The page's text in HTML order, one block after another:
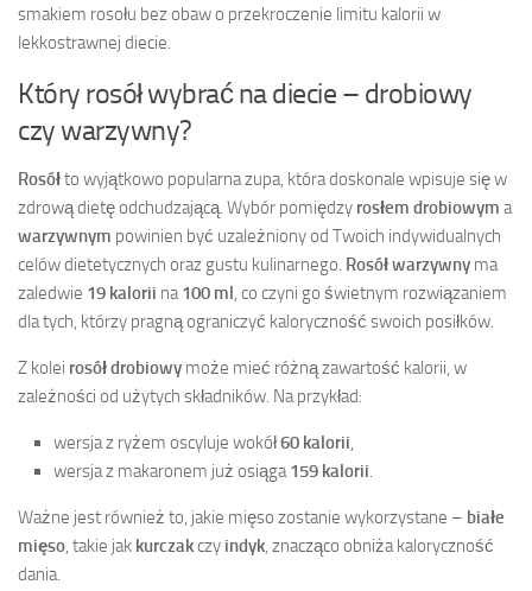
smakiem rosołu bez obaw o przekroczenie limitu kalorii w
lekkostrawnej diecie.
Który rosół wybrać na diecie – drobiowy
czy warzywny?
Rosółto wyjątkowo popularna zupa, która doskonale wpisuje się w
zdrową dietę odchudzającą. Wybór pomiędzy rosłem drobiowym a
warzywnym powinien być uzależniony od Twoich indywidualnych
celów dietetycznych oraz gustu kulinarnego. Rosół warzywny ma
zaledwie 19 kalorii na100 ml, co czyni go świetnym rozwiązaniem
dla tych, którzy pragną ograniczyć kaloryczność swoich posiłków.
Z kolei rosół drobiowy może mieć różną zawartość kalorii, w
zależności od użytych składników. Na przykład:
wersja z ryżem oscyluje wokół60 kalorii,
wersja z makaronem już osiąga159 kalorii.
Ważne jest również to, jakie mięso zostanie wykorzystane – białe
mięso, takie jak kurczakczy indyk, znacząco obniża kaloryczność
dania.